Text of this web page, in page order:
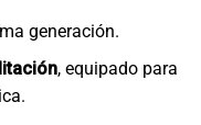
generación.
, equipado para